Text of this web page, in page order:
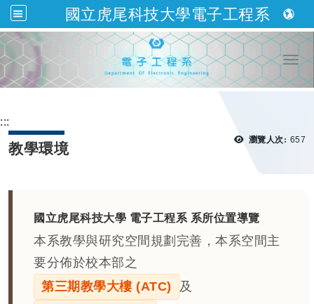
國立虎尾科技大學電子工程系
跳到主要內容
:::
瀏覽人次: 瀏覽
657
教學環境
國立虎尾科技大學 電子工程系 系所位置導覽
本系教學與研究空間規劃完善，本系空間主
要分佈於校本部之
第三期教學大樓 (ATC)
及